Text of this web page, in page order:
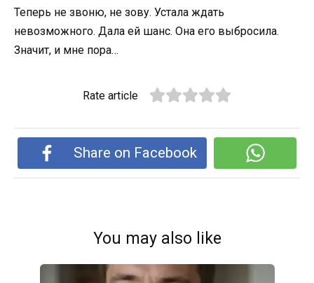
Теперь не звоню, не зову. Устала ждать
невозможного. Дала ей шанс. Она его выбросила.
Значит, и мне пора…
Rate article
Share on Facebook
You may also like